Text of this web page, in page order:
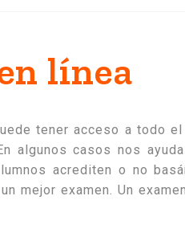
línea
tener acceso a todo
algunos casos nos
acrediten o no
un mejor examen. Un